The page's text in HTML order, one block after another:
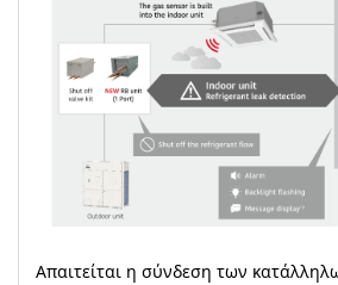
Απαιτείται η σύνδεση των